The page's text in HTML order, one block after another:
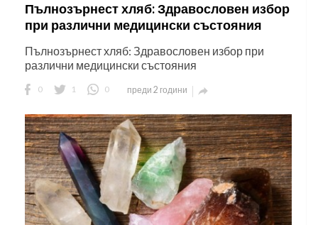
Пълнозърнест хляб: Здравословен избор
при различни медицински състояния
Пълнозърнест хляб: Здравословен избор при
различни медицински състояния
0 1 0 преди 2 години 